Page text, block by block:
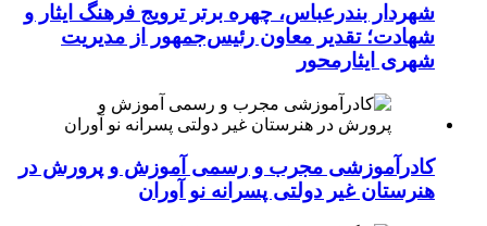
شهردار بندرعباس، چهره برتر ترویج فرهنگ ایثار و
شهادت؛ تقدیر معاون رئیس‌جمهور از مدیریت
شهری ایثارمحور
کادرآموزشی مجرب و رسمی آموزش و پرورش در
هنرستان غیر دولتی پسرانه نو آوران